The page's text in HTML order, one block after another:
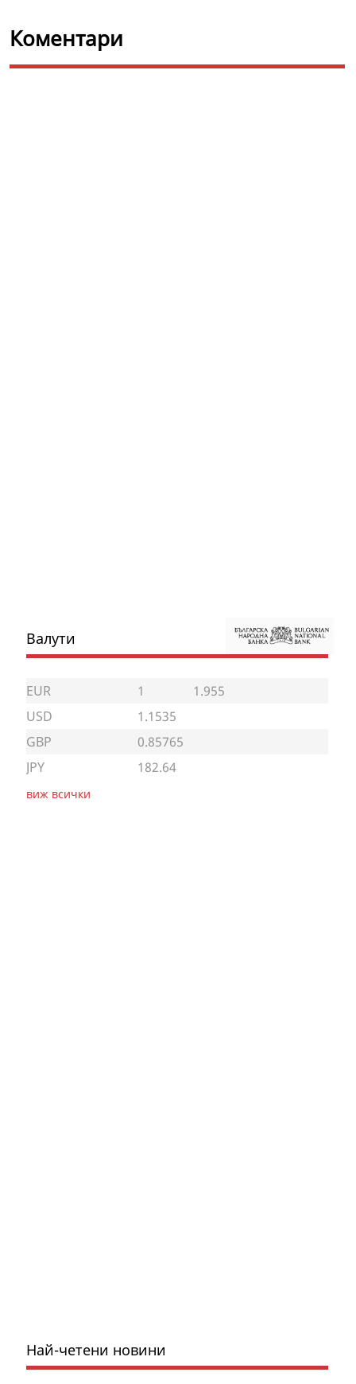
Коментари
Валути
EUR 1
1.955
USD
1.1535
GBP
0.85765
JPY
182.64
виж всички
Най-четени новини